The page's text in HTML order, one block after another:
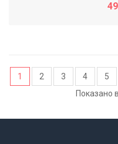
1 2 3 4 5
Показано